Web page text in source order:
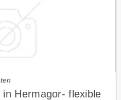
Hermagor- flexible